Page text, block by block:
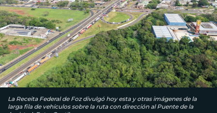
La Receita Federal de Foz divulgó hoy esta y otras imágenes de la
larga fila de vehículos sobre la ruta con dirección al Puente de la